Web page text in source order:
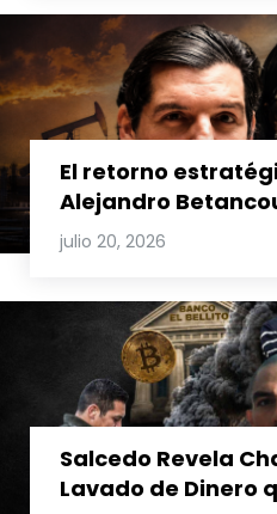
El retorno
Alejandro
bolichico que
justicia y renueva
venezolana
julio 20, 2026
Salcedo Revela
Lavado de Dinero